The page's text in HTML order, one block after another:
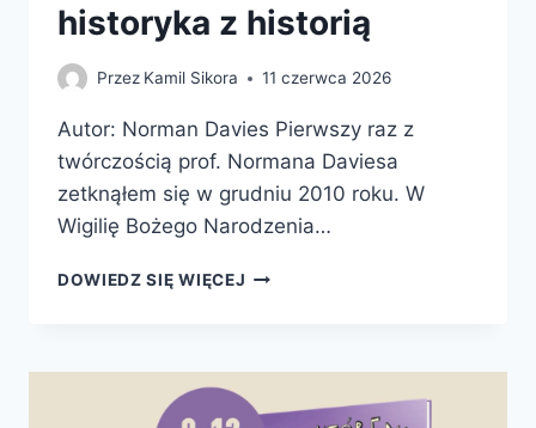
historyka z historią
Przez Kamil Sikora 11 czerwca 2026
Autor: Norman Davies Pierwszy raz z
twórczością prof. Normana Daviesa
zetknąłem się w grudniu 2010 roku. W
Wigilię Bożego Narodzenia…
DOWIEDZ SIĘ WIĘCEJ IGRZYSKA
Z
HISTORIĄ